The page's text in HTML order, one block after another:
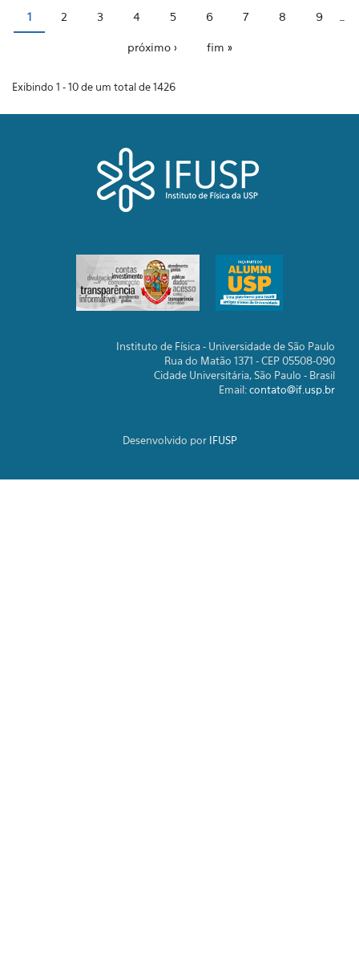
Páginas
1 2 3 4 5 6 7 8 9
próximo › fim »
Exibindo 1 - 10 de um total de 1426
Instituto de Física - Universidade de São Paulo
Rua do Matão 1371 - CEP 05508-090
Cidade Universitária, São Paulo - Brasil
Email:contato@if.usp.br
Desenvolvido por IFUSP